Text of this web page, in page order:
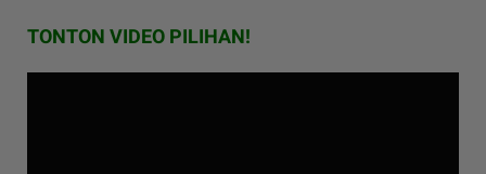
TONTON VIDEO PILIHAN!